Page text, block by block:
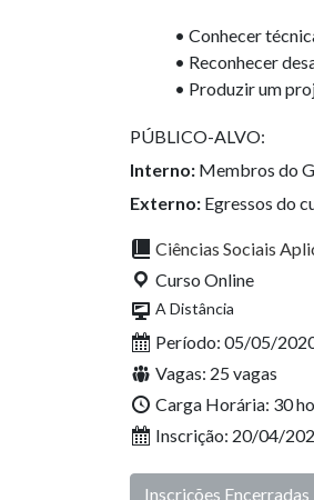
• Conhecer
• Reconhecer
• Produzir um
PÚBLICO-ALVO:
Interno: Membros do
Externo: Egressos do
Ciências Sociais
Curso Online
A Distância
Período: 05/05/
Vagas: 25 vagas
Carga Horária: 30
Inscrição: 20/04/
Inscrições Encerradas